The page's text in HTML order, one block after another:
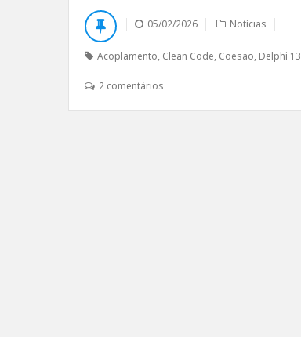
05/02/2026 Notícias
Acoplamento, Clean Code, Coesão, Delphi 13
2 comentários